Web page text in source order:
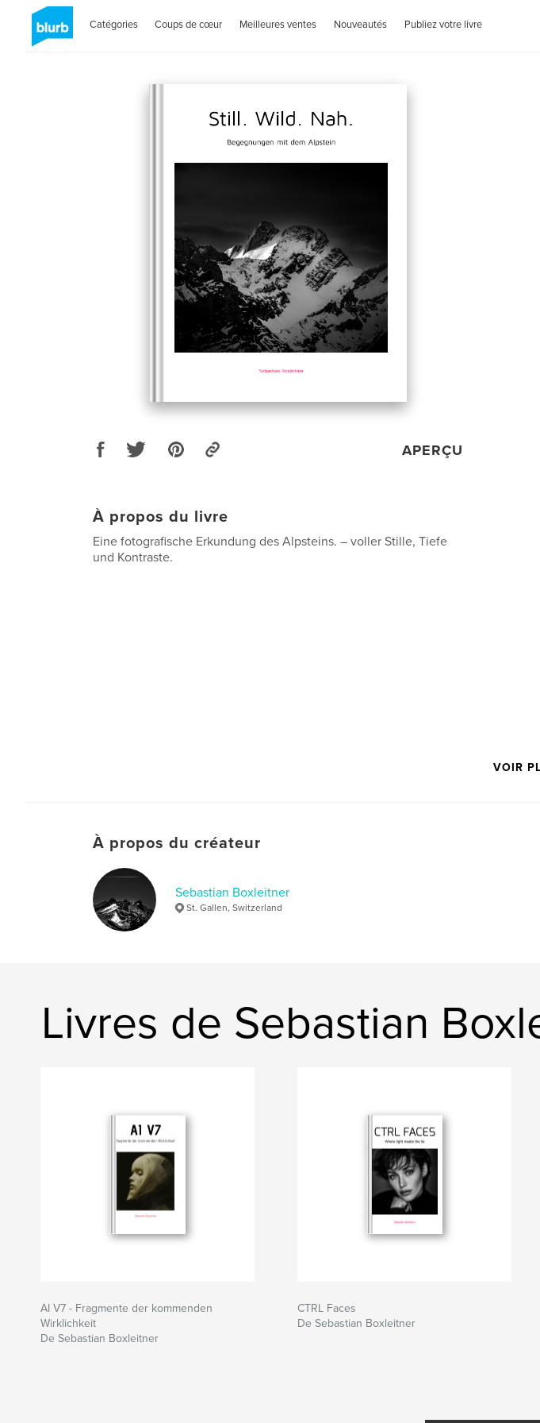
Catégories Coups de cœur Meilleures ventes Nouveautés Publiez votre livre
APERÇU
À propos du livre
Eine fotografische Erkundung des Alpsteins. – voller Stille, Tiefe
und Kontraste.
VOIR
À propos du créateur
Sebastian Boxleitner
St. Gallen, Switzerland
Livres de Sebastian
AI V7 - Fragmente der kommenden
Wirklichkeit
De Sebastian Boxleitner
CTRL Faces
De Sebastian Boxleitner